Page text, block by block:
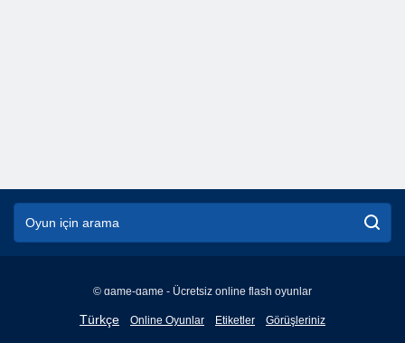
© game-game - Ücretsiz online flash oyunlar
Türkçe
English
Online Oyunlar Etiketler Görüşleriniz